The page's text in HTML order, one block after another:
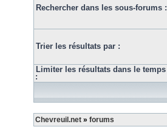
Rechercher dans les sous-forums :
Trier les résultats par :
Limiter les résultats dans le temps
:
Chevreuil.net » forums